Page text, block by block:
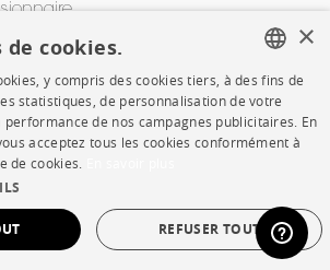
FRENCH
ENGLISH
SPANISH
×
cookies.
y compris des cookies tiers, à des fins de
statistiques, de personnalisation de votre
de nos campagnes publicitaires. En
acceptez tous les cookies conformément à
de cookies.
REFUSER TOUT